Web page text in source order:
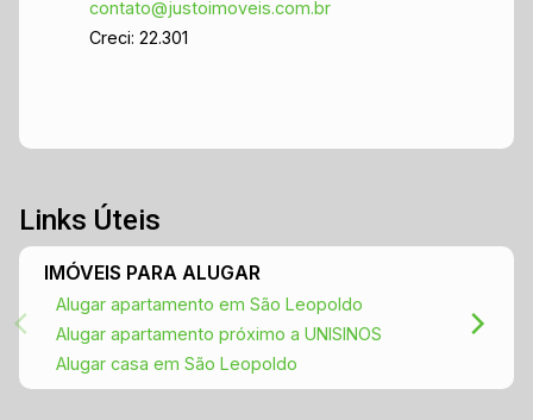
contato@justoimoveis.com.br
Creci: 22.301
Links Úteis
IMÓVEIS PARA ALUGAR
Alugar apartamento em São Leopoldo
Alugar apartamento próximo a UNISINOS
Alugar casa em São Leopoldo